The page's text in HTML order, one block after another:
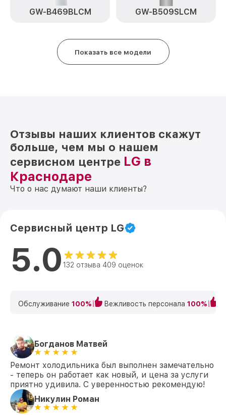
GW-B469BLCM GW-B509SLCM
Показать все модели
Отзывы наших клиентов скажут
больше, чем мы о нашем
сервисном центре LG в
Краснодаре
Что о нас думают наши клиенты?
Сервисный центр LG
5.0 132 отзыва 409 оценок
Обслуживание 100% Вежливость персонала 100%
Богданов Матвей
Ремонт холодильника был выполнен замечательно
- теперь он работает как новый, и цена за услуги
приятно удивила. С уверенностью рекомендую!
Никулин Роман